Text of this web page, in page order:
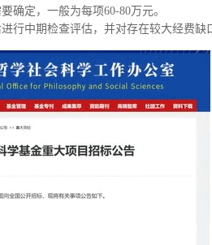
确定，一般为每项60-80万元。
行中期检查评估，并对存在较大经费缺